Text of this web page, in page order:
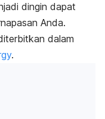
dingin dapat
Anda.
dalam
.